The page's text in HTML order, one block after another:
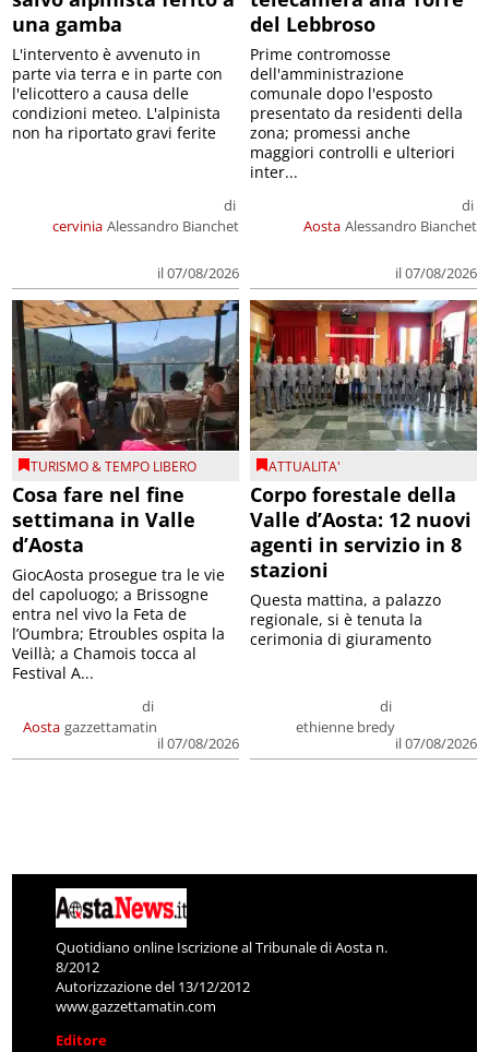
una gamba
cervinia
di
Alessandro Bianchet
il 07/08/2026
L'intervento è avvenuto in
parte via terra e in parte con
l'elicottero a causa delle
condizioni meteo. L'alpinista
non ha riportato gravi ferite
del Lebbroso
Aosta
di
Alessandro Bianchet
il 07/08/2026
Prime contromosse
dell'amministrazione
comunale dopo l'esposto
presentato da residenti della
zona; promessi anche
maggiori controlli e ulteriori
inter...
TURISMO & TEMPO LIBERO
Cosa fare nel fine
settimana in Valle
d’Aosta
Aosta
di
gazzettamatin
il 07/08/2026
GiocAosta prosegue tra le vie
del capoluogo; a Brissogne
entra nel vivo la Feta de
l’Oumbra; Etroubles ospita la
Veillà; a Chamois tocca al
Festival A...
ATTUALITA'
Corpo forestale della
Valle d’Aosta: 12 nuovi
agenti in servizio in 8
stazioni
di
ethienne bredy
il 07/08/2026
Questa mattina, a palazzo
regionale, si è tenuta la
cerimonia di giuramento
Quotidiano online Iscrizione al Tribunale di Aosta n.
8/2012
Autorizzazione del 13/12/2012
www.gazzettamatin.com
Editore